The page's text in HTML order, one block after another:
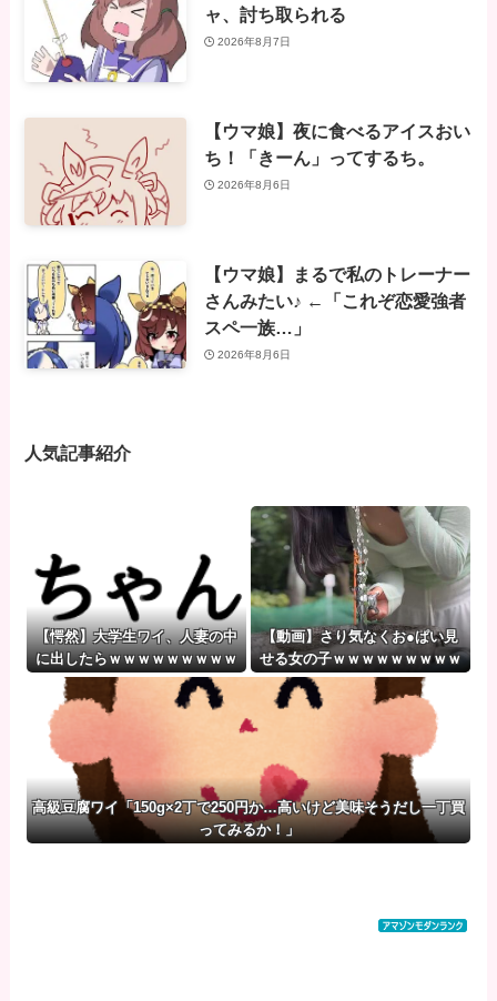
ャ、討ち取られる
2026年8月7日
【ウマ娘】夜に食べるアイスおい
ち！「きーん」ってするち。
2026年8月6日
【ウマ娘】まるで私のトレーナー
さんみたい♪ ←「これぞ恋愛強者
スペ一族…」
2026年8月6日
人気記事紹介
【愕然】大学生ワイ、人妻の中
に出したらｗｗｗｗｗｗｗｗｗ
wwww
【動画】さり気なくお●ぱい見
せる女の子ｗｗｗｗｗｗｗｗｗ
高級豆腐ワイ「150g×2丁で250円か…高いけど美味そうだし一丁買
ってみるか！」